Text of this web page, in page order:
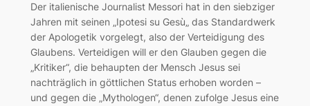
Der italienische Journalist Messori hat in den siebziger
Jahren mit seinen „Ipotesi su Gesù„ das Standardwerk
der Apologetik vorgelegt, also der Verteidigung des
Glaubens. Verteidigen will er den Glauben gegen die
„Kritiker“, die behaupten der Mensch Jesus sei
nachträglich in göttlichen Status erhoben worden –
und gegen die „Mythologen“, denen zufolge Jesus eine